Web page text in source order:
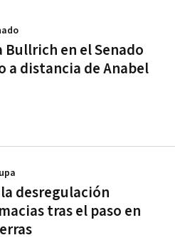
Bullrich en el Senado
a distancia de Anabel
desregulación
tras el paso en